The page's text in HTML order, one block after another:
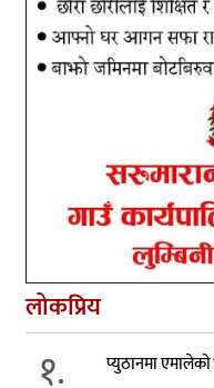
लोकप्रिय
१. प्युठानमा एमालेको